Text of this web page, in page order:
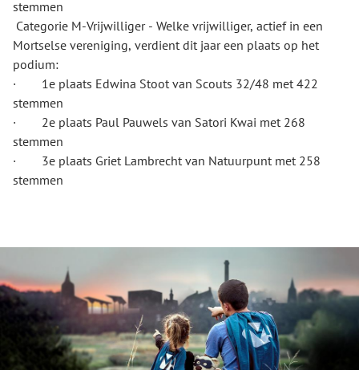
stemmen
Categorie M-Vrijwilliger - Welke vrijwilliger, actief in een
Mortselse vereniging, verdient dit jaar een plaats op het
podium:
· 1e plaats Edwina Stoot van Scouts 32/48 met 422
stemmen
· 2e plaats Paul Pauwels van Satori Kwai met 268
stemmen
· 3e plaats Griet Lambrecht van Natuurpunt met 258
stemmen